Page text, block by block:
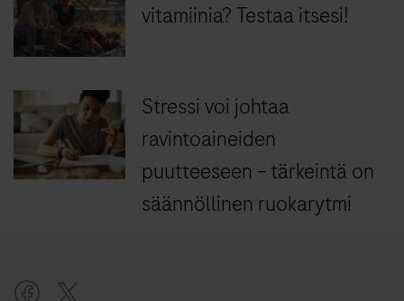
vitamiinia? Testaa itsesi!
Stressi voi johtaa
ravintoaineiden
puutteeseen – tärkeintä on
säännöllinen ruokarytmi